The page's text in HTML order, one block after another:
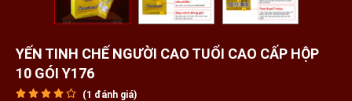
YẾN TINH CHẾ NGƯỜI CAO TUỔI CAO CẤP HỘP
10 GÓI Y176
(1 đánh giá)